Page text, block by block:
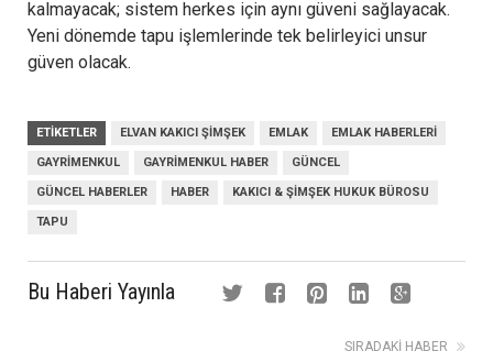
kalmayacak; sistem herkes için aynı güveni sağlayacak.
Yeni dönemde tapu işlemlerinde tek belirleyici unsur
güven olacak.
ETIKETLER ELVAN KAKICI ŞIMŞEK EMLAK EMLAK HABERLERI
GAYRIMENKUL GAYRIMENKUL HABER GÜNCEL
GÜNCEL HABERLER HABER KAKICI & ŞIMŞEK HUKUK BÜROSU
TAPU
Bu Haberi Yayınla
SIRADAKI HABER